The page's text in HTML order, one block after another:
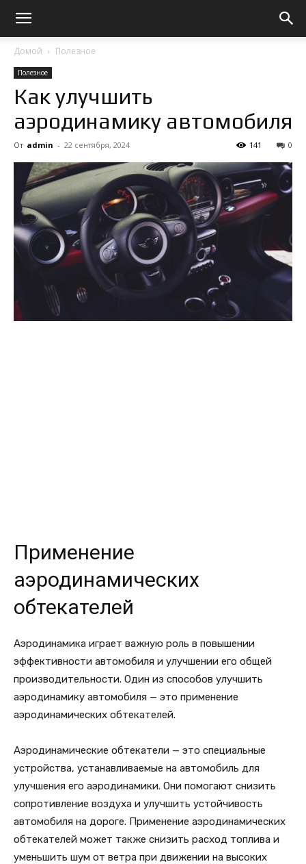
Домой Полезное
Полезное
Как улучшить
аэродинамику автомобиля
От admin - 22 сентября, 2024 0
141
Применение
аэродинамических
обтекателей
Аэродинамика играет важную роль в повышении
эффективности автомобиля и улучшении его общей
производительности. Один из способов улучшить
аэродинамику автомобиля — это применение
аэродинамических обтекателей.
Аэродинамические обтекатели — это специальные
устройства, устанавливаемые на автомобиль для
улучшения его аэродинамики. Они помогают снизить
сопротивление воздуха и улучшить устойчивость
автомобиля на дороге. Применение аэродинамических
обтекателей может также снизить расход топлива и
уменьшить шум от ветра при движении на высоких